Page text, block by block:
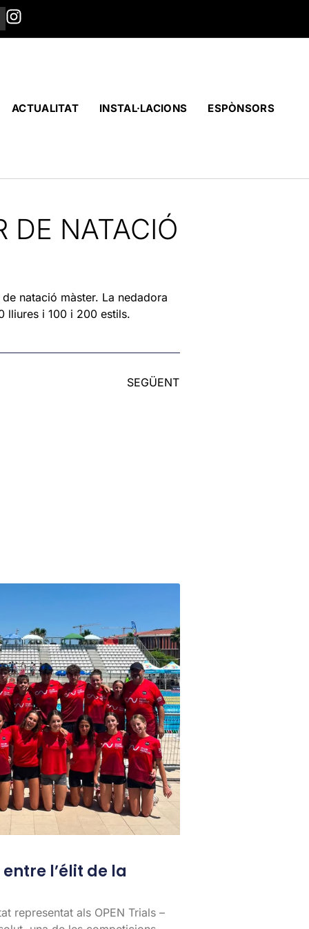
ACTUALITAT INSTAL·LACIONS ESPÒNSORS
DE NATACIÓ
natació màster. La nedadora
lliures i 100 i 200 estils.
SEGÜENT
l’élit de la
representat als OPEN Trials –